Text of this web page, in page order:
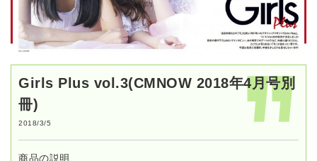
Girls Plus vol.3(CMNOW 2018年4月号別
冊)
2018/3/5
商品の説明